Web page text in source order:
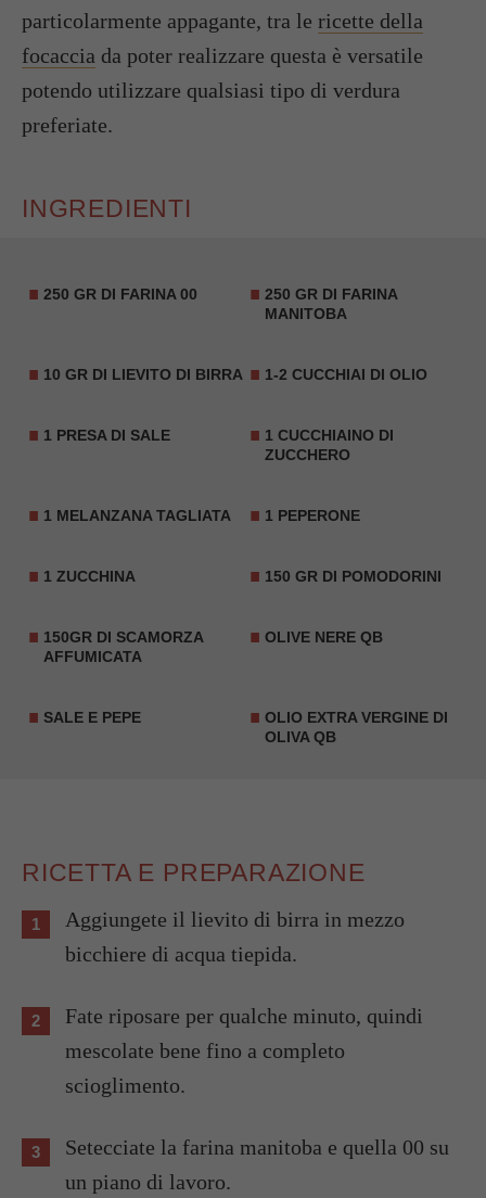
particolarmente appagante, tra le ricette della
focaccia da poter realizzare questa è versatile
potendo utilizzare qualsiasi tipo di verdura
preferiate.
INGREDIENTI
250 GR DI FARINA 00
250 GR DI FARINA
MANITOBA
10 GR DI LIEVITO DI BIRRA 1-2 CUCCHIAI DI OLIO
1 PRESA DI SALE
1 CUCCHIAINO DI
ZUCCHERO
1 MELANZANA TAGLIATA 1 PEPERONE
1 ZUCCHINA 150 GR DI POMODORINI
150GR DI SCAMORZA
AFFUMICATA
OLIVE NERE QB
SALE E PEPE
OLIO EXTRA VERGINE DI
OLIVA QB
RICETTA E PREPARAZIONE
Aggiungete il lievito di birra in mezzo
bicchiere di acqua tiepida.
Fate riposare per qualche minuto, quindi
mescolate bene fino a completo
scioglimento.
Setecciate la farina manitoba e quella 00 su
un piano di lavoro.